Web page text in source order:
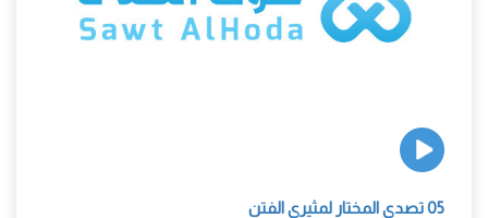
05 تصدي المختار لمثيري الفتن